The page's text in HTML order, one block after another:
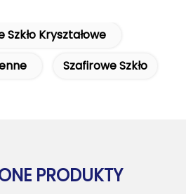
Szkło Kryształowe
Szafirowe Szkło
PRODUKTY